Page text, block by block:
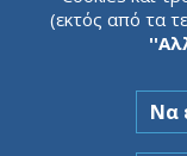
(εκτός από τα
Να